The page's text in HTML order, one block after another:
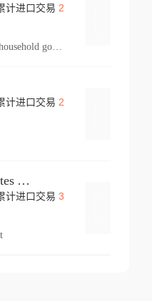
计进口交易 2
personal effect,used household goods
计进口交易 2
Dpm Draexlmaier Partes Automotrices Corr Ind Huejotzingo
计进口交易 3